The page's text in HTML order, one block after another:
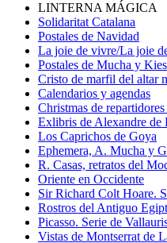
LINTERNA MÁGICA
Solidaritat Catalana
Postales de Navidad
La joie de vivre/La joie
Postales de Mucha y
Cristo de marfil del altar
Calendarios y agendas
Christmas de
Exlibris de Alexandre de
Los Caprichos de Goya
Ephemera, A. Mucha y
R. Casas, retratos del
Oriente en Occidente
Sir Richard Colt Hoare.
Rostros del Antiguo
Picasso. Serie de
Vistas de Montserrat de